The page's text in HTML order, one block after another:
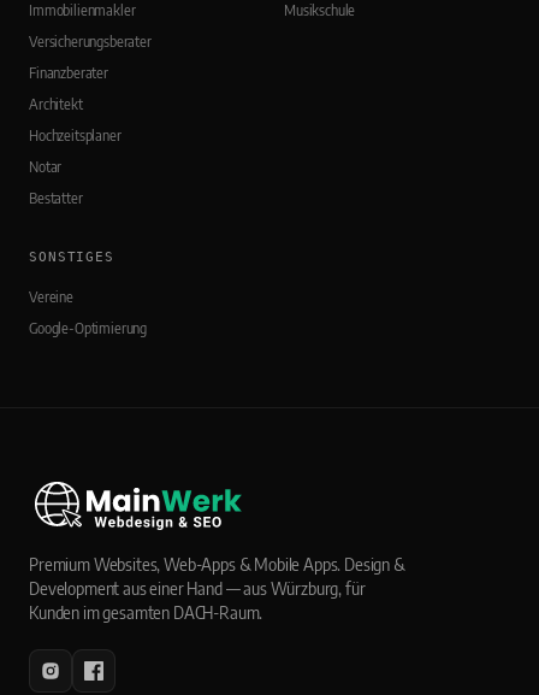
Immobilienmakler
Versicherungsberater
Finanzberater
Architekt
Hochzeitsplaner
Notar
Bestatter
Musikschule
SONSTIGES
Vereine
Google-Optimierung
Premium Websites, Web-Apps & Mobile Apps. Design &
Development aus einer Hand — aus Würzburg, für
Kunden im gesamten DACH-Raum.